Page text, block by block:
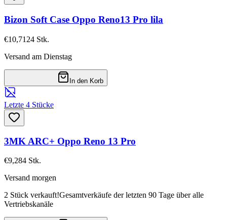
Bizon Soft Case Oppo Reno13 Pro lila
€10,71 24 Stk.
Versand am Dienstag
In den Korb
Letzte 4 Stücke
3MK ARC+ Oppo Reno 13 Pro
€9,284 Stk.
Versand morgen
2 Stück verkauft!Gesamtverkäufe der letzten 90 Tage über alle
Vertriebskanäle